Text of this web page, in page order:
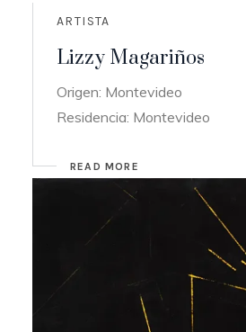
ARTISTA
Lizzy Magariños
Origen: Montevideo
Residencia: Montevideo
READ MORE